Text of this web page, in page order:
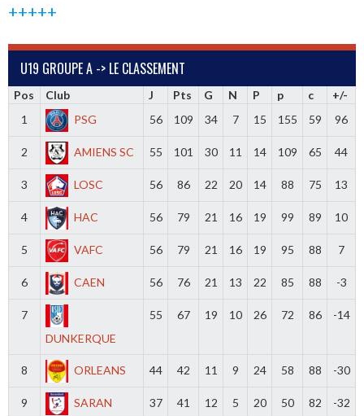
+++++
U19 GROUPE A -> LE CLASSEMENT
Pos Club J Pts G N P p c
+/-
1
PSG 56 109 34 7 15 155 59 96
2 AMIENS SC 55 101 30 11 14 109 65 44
3 LOSC 56 86 22 20 14 88 75 13
4 HAC 56 79 21 16 19 99 89 10
5 VAFC 56 79 21 16 19 95 88 7
6 CAEN 56 76 21 13 22 85 88 -3
7
DUNKERQUE
55 67 19 10 26 72 86 -14
8 ORLEANS 44 42 11 9 24 58 88 -30
9 SARAN 37 41 12 5 20 50 82 -32